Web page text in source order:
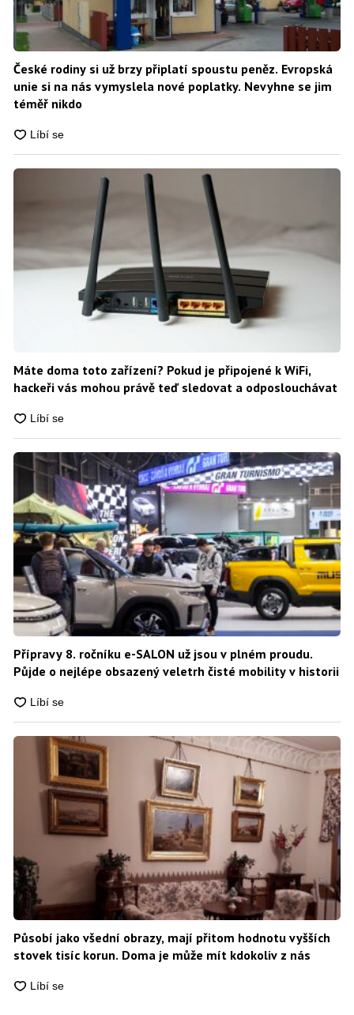
České rodiny si už brzy připlatí spoustu peněz. Evropská
unie si na nás vymyslela nové poplatky. Nevyhne se jim
téměř nikdo
Máte doma toto zařízení? Pokud je připojené k WiFi,
hackeři vás mohou právě teď sledovat a odposlouchávat
Přípravy 8. ročníku e-SALON už jsou v plném proudu.
Půjde o nejlépe obsazený veletrh čisté mobility v historii
Působí jako všední obrazy, mají přitom hodnotu vyšších
stovek tisíc korun. Doma je může mít kdokoliv z nás